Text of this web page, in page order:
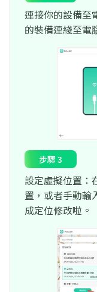
連接你的設備至
的裝備連綫至電
步驟 3
設定虛擬位置：
置，或者手動
成定位修改啦。